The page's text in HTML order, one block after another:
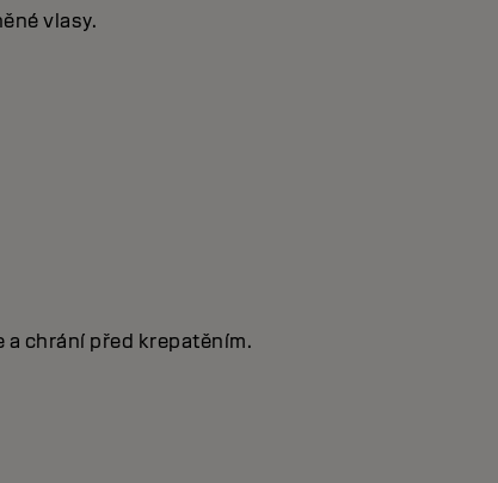
vlasy.
chrání před krepatěním.